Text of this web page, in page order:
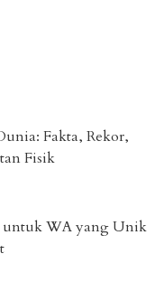
Fakta, Rekor,
Fisik
untuk WA yang Unik